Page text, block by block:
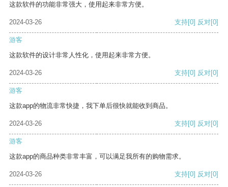
这款软件的功能非常强大，使用起来非常方便。
2024-03-26 支持[0] 反对[0]
游客
这款软件的设计非常人性化，使用起来非常方便。
2024-03-26 支持[0] 反对[0]
游客
这款app的物流非常快捷，我下单后很快就能收到商品。
2024-03-26 支持[0] 反对[0]
游客
这款app的商品种类非常丰富，可以满足我所有的购物需求。
2024-03-26 支持[0] 反对[0]